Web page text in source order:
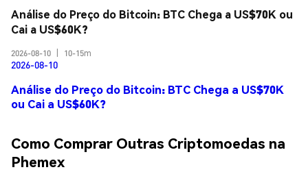
Análise do Preço do Bitcoin: BTC Chega a US$70K ou
Cai a US$60K?
2026-08-10 10-15m
2026-08-10
Análise do Preço do Bitcoin: BTC Chega a US$70K
ou Cai a US$60K?
Como Comprar Outras Criptomoedas na
Phemex